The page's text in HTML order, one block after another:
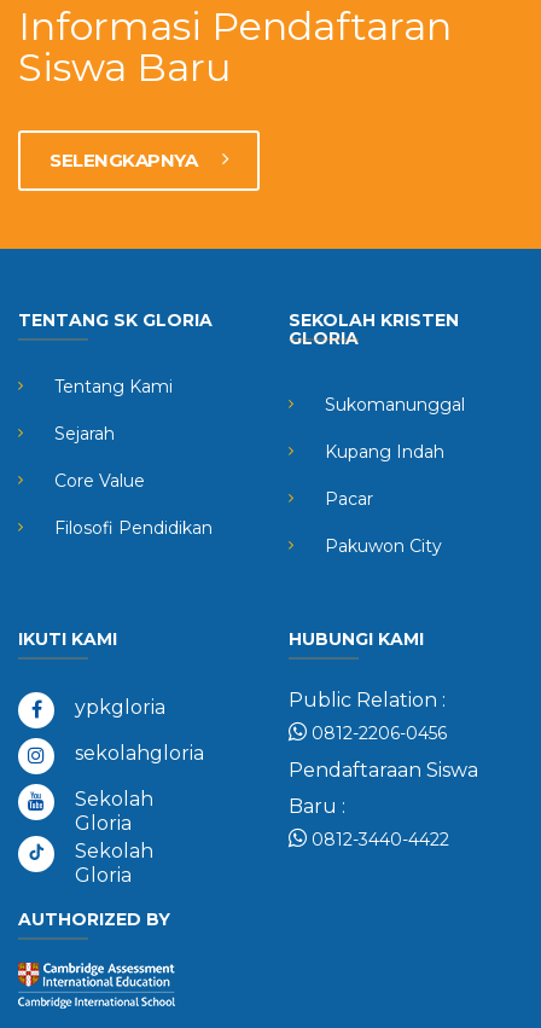
Informasi Pendaftaran
Siswa Baru
SELENGKAPNYA
TENTANG SK GLORIA
Tentang Kami
Sejarah
Core Value
Filosofi Pendidikan
SEKOLAH KRISTEN
GLORIA
Sukomanunggal
Kupang Indah
Pacar
Pakuwon City
IKUTI KAMI
ypkgloria
sekolahgloria
Sekolah
Gloria
Sekolah
Gloria
HUBUNGI KAMI
Public Relation :
0812-2206-0456
Pendaftaraan Siswa
Baru :
0812-3440-4422
AUTHORIZED BY